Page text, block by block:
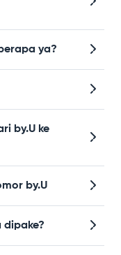
ya?
by.U ke
by.U
dipake?